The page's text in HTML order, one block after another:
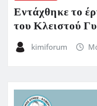
Εντάχθηκε το
του Κλειστού
kimiforum